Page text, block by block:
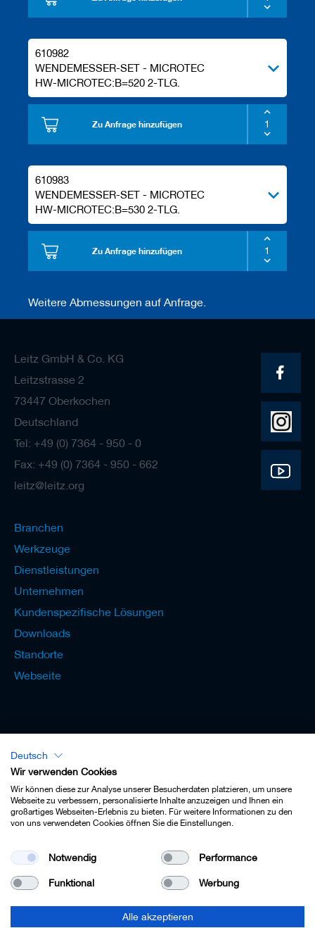
610982
WENDEMESSER-SET - MICROTEC
HW-MICROTEC:B=520 2-TLG.
Zu Anfrage hinzufügen
610983
WENDEMESSER-SET - MICROTEC
HW-MICROTEC:B=530 2-TLG.
Zu Anfrage hinzufügen
Weitere Abmessungen auf Anfrage.
Leitz GmbH & Co. KG
Leitzstrasse 2
73447 Oberkochen
Deutschland
Tel: +49 (0) 7364 - 950 - 0
Fax: +49 (0) 7364 - 950 - 662
leitz@leitz.org
Branchen
Werkzeuge
Dienstleistungen
Unternehmen
Kundenspezifische Lösungen
Downloads
Standorte
Webseite
Lexikon - Deutsch
Impressum
Kontakt
Deutsch
Wir verwenden Cookies
Wir können diese zur Analyse unserer Besucherdaten platzieren, um unsere
Webseite zu verbessern, personalisierte Inhalte anzuzeigen und Ihnen ein
großartiges Webseiten-Erlebnis zu bieten. Für weitere Informationen zu den
von uns verwendeten Cookies öffnen Sie die Einstellungen.
Notwendig Performance
Funktional Werbung
Alle akzeptieren